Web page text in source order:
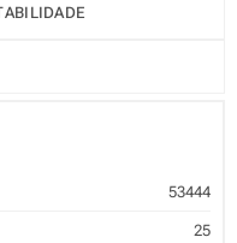
53444
25